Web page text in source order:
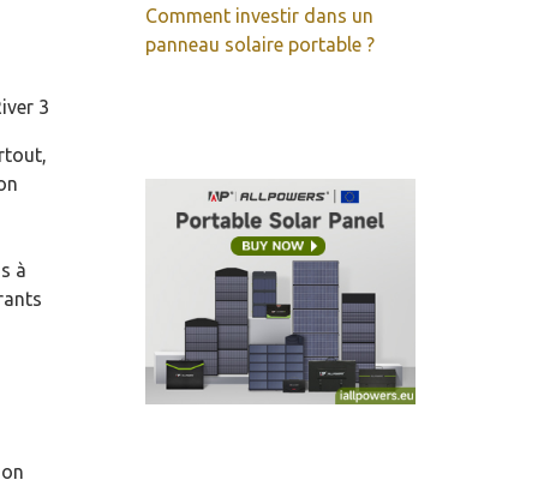
à
Comment investir dans un
panneau solaire portable ?